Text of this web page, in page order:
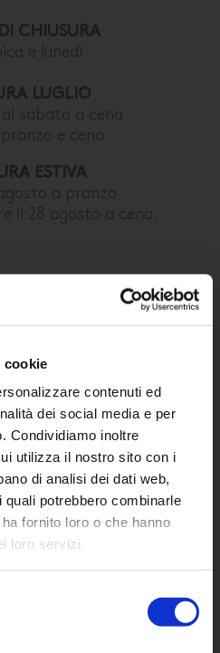
cookie
contenuti ed
dei social media e per
Condividiamo inoltre
utilizza il nostro sito con i
di analisi dei dati web,
potrebbero combinarle
fornito loro o che hanno
loro servizi.
CHIUSURA
e lunedì
LUGLIO
sabato a cena
e cena
ESTIVA
a pranzo
il 28 agosto a cena.
Instagram